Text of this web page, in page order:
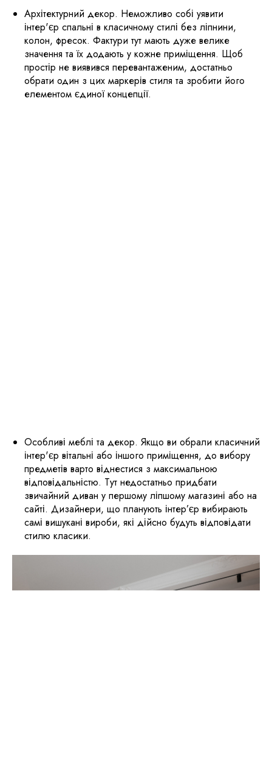
Архітектурний декор. Неможливо собі уявити
інтер'єр спальні в класичному стилі без ліпнини,
колон, фресок. Фактури тут мають дуже велике
значення та їх додають у кожне приміщення. Щоб
простір не виявився перевантаженим, достатньо
обрати один з цих маркерів стиля та зробити його
елементом єдиної концепції.
Особливі меблі та декор. Якщо ви обрали класичний
інтер'єр вітальні або іншого приміщення, до вибору
предметів варто віднестися з максимальною
відповідальністю. Тут недостатньо придбати
звичайний диван у першому ліпшому магазині або на
сайті. Дизайнери, що планують інтер’єр вибирають
самі вишукані вироби, які дійсно будуть відповідати
стилю класики.